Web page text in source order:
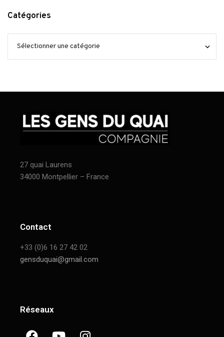
Catégories
27 quai Laurens
34000 Montpellier – France
Contact
+33 (0)6 16 27 42 02
gensduquai@gmail.com
Réseaux